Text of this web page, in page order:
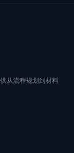
从流程规划到材料